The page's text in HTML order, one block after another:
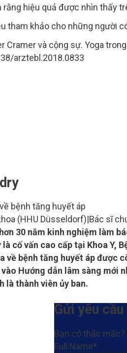
rằng hiệu quả được nhìn thấy
tham khảo cho những người
Cramer và cộng sự. Yoga
arztebl.2018.0833
bệnh tăng huyết áp
(HHU Düsseldorf)|Bác sĩ
30 năm kinh nghiệm làm
cố vấn cao cấp tại Khoa Y,
về bệnh tăng huyết áp được
Hướng dẫn lâm sàng mới
là thành viên ủy ban.
Gửi yêu cầu
Bạn có thắc
Full Name*